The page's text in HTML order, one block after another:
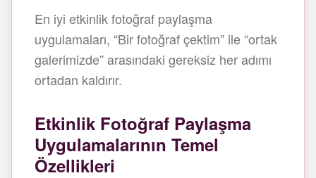
En iyi etkinlik fotoğraf paylaşma
uygulamaları, “Bir fotoğraf çektim” ile “ortak
galerimizde” arasındaki gereksiz her adımı
ortadan kaldırır.
Etkinlik Fotoğraf Paylaşma
Uygulamalarının Temel
Özellikleri